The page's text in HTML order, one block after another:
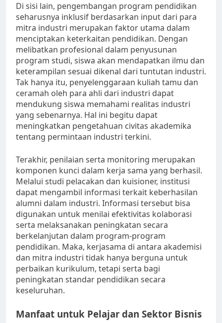
Di sisi lain, pengembangan program pendidikan
seharusnya inklusif berdasarkan input dari para
mitra industri merupakan faktor utama dalam
menciptakan keterkaitan pendidikan. Dengan
melibatkan profesional dalam penyusunan
program studi, siswa akan mendapatkan ilmu dan
keterampilan sesuai dikenal dari tuntutan industri.
Tak hanya itu, penyelenggaraan kuliah tamu dan
ceramah oleh para ahli dari industri dapat
mendukung siswa memahami realitas industri
yang sebenarnya. Hal ini begitu dapat
meningkatkan pengetahuan civitas akademika
tentang permintaan industri terkini.
Terakhir, penilaian serta monitoring merupakan
komponen kunci dalam kerja sama yang berhasil.
Melalui studi pelacakan dan kuisioner, institusi
dapat mengambil informasi terkait keberhasilan
alumni dalam industri. Informasi tersebut bisa
digunakan untuk menilai efektivitas kolaborasi
serta melaksanakan peningkatan secara
berkelanjutan dalam program-program
pendidikan. Maka, kerjasama di antara akademisi
dan mitra industri tidak hanya berguna untuk
perbaikan kurikulum, tetapi serta bagi
peningkatan standar pendidikan secara
keseluruhan.
Manfaat untuk Pelajar dan Sektor Bisnis